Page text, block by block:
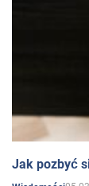
Jak pozbyć